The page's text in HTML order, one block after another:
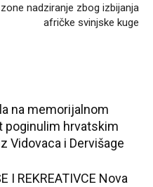
nadziranje zbog izbijanja
afričke svinjske kuge
na memorijalnom
poginulim hrvatskim
Vidovaca i Dervišage
I REKREATIVCE Nova